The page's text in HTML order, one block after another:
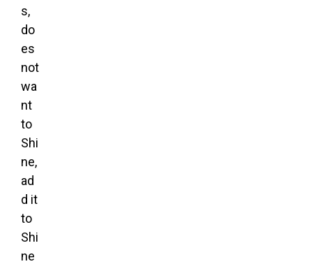
s,
do
es
not
wa
nt
to
Shi
ne,
ad
d it
to
Shi
ne